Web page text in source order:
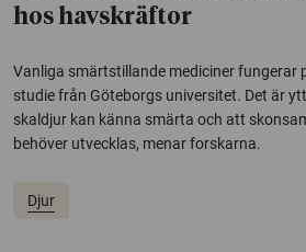
hos havskräftor
Vanliga smärtstillande mediciner fungerar
studie från Göteborgs universitet. Det är
skaldjur kan känna smärta och att
behöver utvecklas, menar forskarna.
Djur